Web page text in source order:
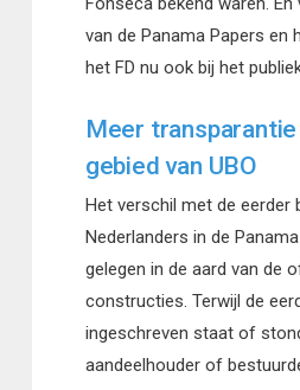
van de Panama Papers en
het FD nu ook bij het
Meer
gebied van UBO
Het verschil met de eerder
Nederlanders in de
gelegen in de aard van de
constructies. Terwijl de
ingeschreven staat of
aandeelhouder of